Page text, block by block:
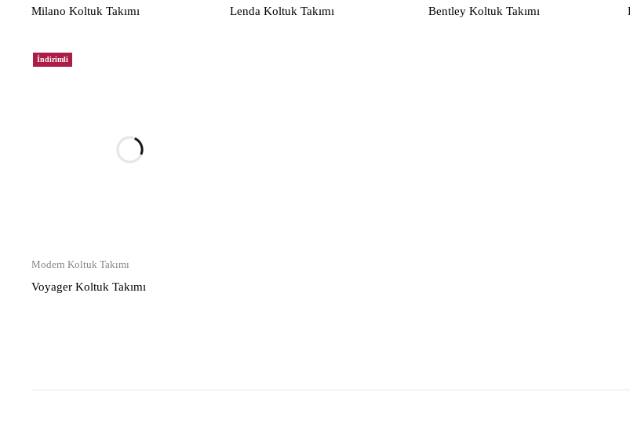
Milano Koltuk Takımı Lenda Koltuk Takımı Bentley Koltuk Takımı
İndirimli
Modern Koltuk Takımı
Voyager Koltuk Takımı